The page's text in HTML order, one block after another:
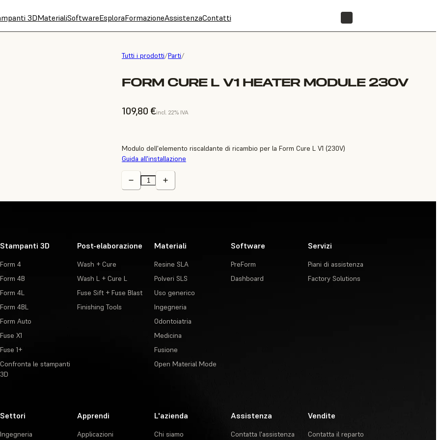
3DMaterialiSoftwareEsploraFormazioneAssistenzaContatti
Tutti i prodotti/Parti/
FORM CURE L V1 HEATER MODULE 230V
109,80 €incl. 22% IVA
Modulo dell'elemento riscaldante di ricambio per la Form Cure L V1 (230V)
Guida all'installazione
Stampanti 3D
Form 4
Form 4B
Form 4L
Form 4BL
Form Auto
Fuse X1
Fuse 1+
Confronta le stampanti
3D
Post-elaborazione
Wash + Cure
Wash L + Cure L
Fuse Sift + Fuse Blast
Finishing Tools
Materiali
Resine SLA
Polveri SLS
Uso generico
Ingegneria
Odontoiatria
Medicina
Fusione
Open Material Mode
Software
PreForm
Dashboard
Servizi
Piani di assistenza
Factory Solutions
Settori
Ingegneria
Apprendi
Applicazioni
L'azienda
Chi siamo
Assistenza
Contatta l'assistenza
Vendite
Contatta il reparto